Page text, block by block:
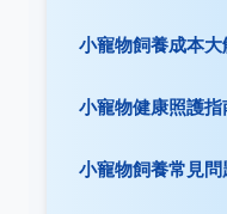
小寵物飼養成本大
小寵物健康照護指
小寵物飼養常見